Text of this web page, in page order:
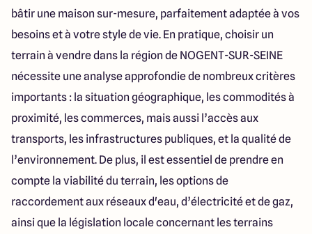
bâtir une maison sur-mesure, parfaitement adaptée à vos
besoins et à votre style de vie. En pratique, choisir un
terrain à vendre dans la région de NOGENT-SUR-SEINE
nécessite une analyse approfondie de nombreux critères
importants : la situation géographique, les commodités à
proximité, les commerces, mais aussi l’accès aux
transports, les infrastructures publiques, et la qualité de
l’environnement. De plus, il est essentiel de prendre en
compte la viabilité du terrain, les options de
raccordement aux réseaux d'eau, d’électricité et de gaz,
ainsi que la législation locale concernant les terrains